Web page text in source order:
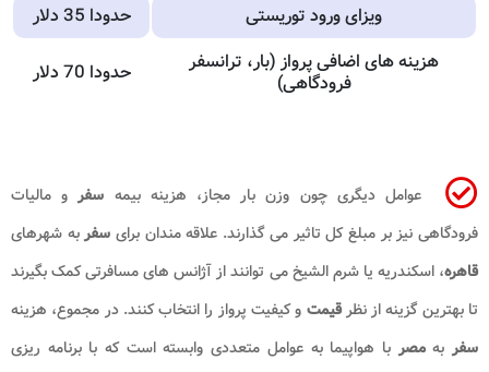
ویزای ورود توریستی
حدودا 35 دلار
هزینه های اضافی پرواز (بار، ترانسفر
فرودگاهی)
حدودا 70 دلار
عوامل دیگری چون وزن بار مجاز، هزینه بیمه سفر و مالیات
فرودگاهی نیز بر مبلغ کل تاثیر می گذارند. علاقه مندان برای سفربه شهرهای
قاهره، اسکندریه یا شرم الشیخ می توانند از آژانس های مسافرتی کمک بگیرند
تا بهترین گزینه از نظرقیمت و کیفیت پرواز را انتخاب کنند. در مجموع، هزینه
سفر بهمصربا هواپیما به عوامل متعددی وابسته است که با برنامه ریزی